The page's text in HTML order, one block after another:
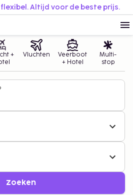
Altijd voor de beste prijs.
+
Vluchten
Veerboot
+ Hotel
Multi-
stop
Zoeken